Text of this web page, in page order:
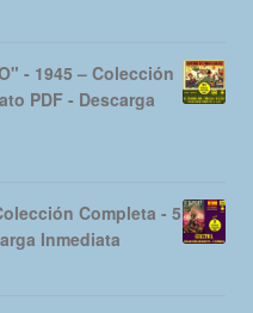
- 1945 – Colección
PDF - Descarga
Completa - 5
Inmediata